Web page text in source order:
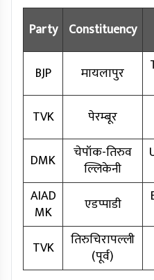
Party Constituency
BJP
मायलापुर
TVK पेरम्बूर
DMK
चेपॉक-तिरुव
ल्लिकेनी
AIAD
MK
एडप्पाडी
TVK
तिरुचिरापल्ली
(पूर्व)